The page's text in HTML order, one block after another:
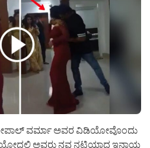
ವರ್ಮಾ ಅವರ ವಿಡಿಯೋವೊಂದು
ಅವರು ನವ ನಟಿಯಾದ ಇನಾಯ